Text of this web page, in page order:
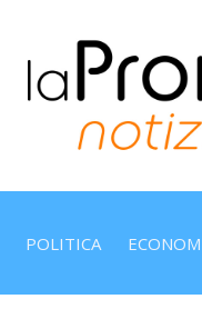
POLITICA